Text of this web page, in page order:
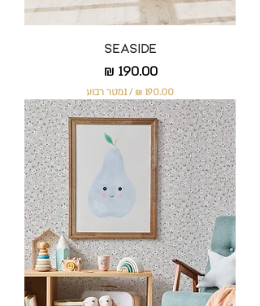
Seaside
מחיר‏190.00 ‏₪
/1מטר רבוע
‏
1
ל
-
1
מ
ט